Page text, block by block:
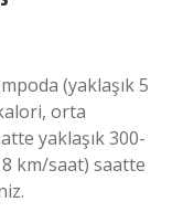
(yaklaşık 5
orta
yaklaşık 300-
8 km/saat) saatte